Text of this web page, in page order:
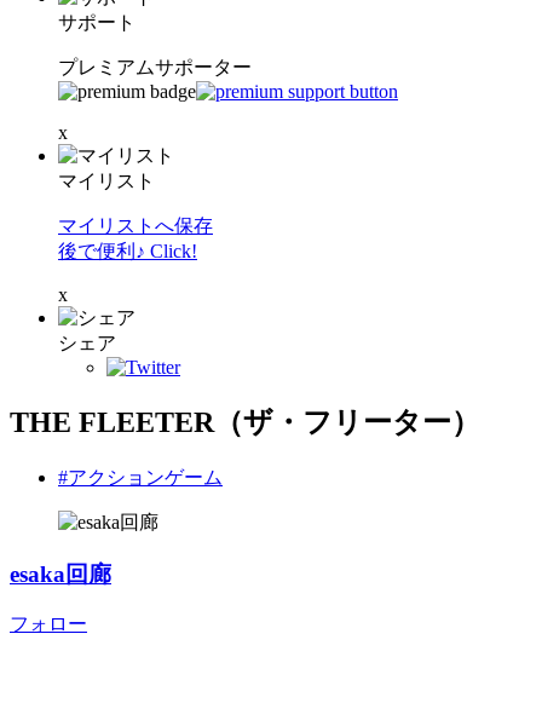
サポート
プレミアムサポーター
x
マイリスト
マイリストへ保存
後で便利♪ Click!
x
シェア
THE FLEETER（ザ・フリーター）
#アクションゲーム
esaka回廊
フォロー